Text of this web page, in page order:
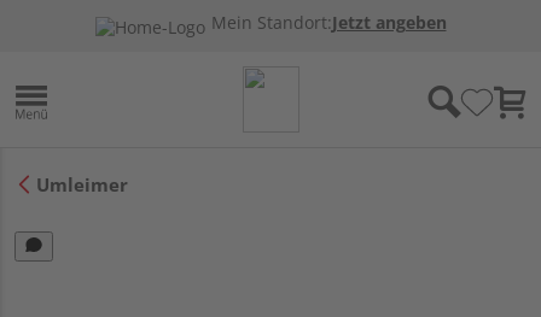
Mein Standort:Jetzt angeben
Umleimer